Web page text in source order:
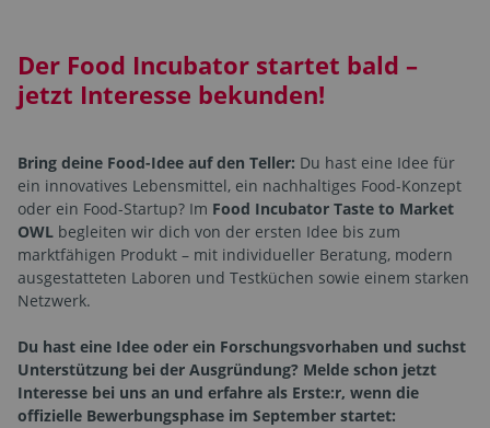
Der Food Incubator startet bald –
jetzt Interesse bekunden!
Bring deine Food-Idee auf den Teller: Du hast eine Idee für
ein innovatives Lebensmittel, ein nachhaltiges Food-Konzept
oder ein Food-Startup? Im Food Incubator Taste to Market
OWL begleiten wir dich von der ersten Idee bis zum
marktfähigen Produkt – mit individueller Beratung, modern
ausgestatteten Laboren und Testküchen sowie einem starken
Netzwerk.
Du hast eine Idee oder ein Forschungsvorhaben und suchst
Unterstützung bei der Ausgründung? Melde schon jetzt
Interesse bei uns an und erfahre als Erste:r, wenn die
offizielle Bewerbungsphase im September startet: